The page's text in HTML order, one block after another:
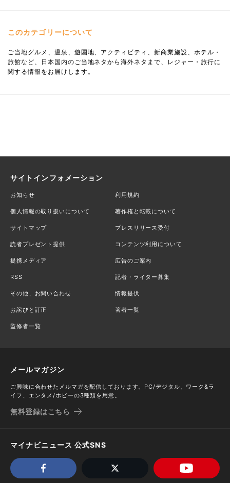
このカテゴリーについて
ご当地グルメ、温泉、遊園地、アクティビティ、新商業施設、ホテル・
旅館など、日本国内のご当地ネタから海外ネタまで、レジャー・旅行に
関する情報をお届けします。
サイトインフォメーション
お知らせ 利用規約
個人情報の取り扱いについて 著作権と転載について
サイトマップ プレスリリース受付
読者プレゼント提供 コンテンツ利用について
提携メディア 広告のご案内
RSS 記者・ライター募集
その他、お問い合わせ 情報提供
お詫びと訂正 著者一覧
監修者一覧
メールマガジン
ご興味に合わせたメルマガを配信しております。PC/デジタル、ワーク&ラ
イフ、エンタメ/ホビーの3種類を用意。
無料登録はこちら
マイナビニュース 公式SNS